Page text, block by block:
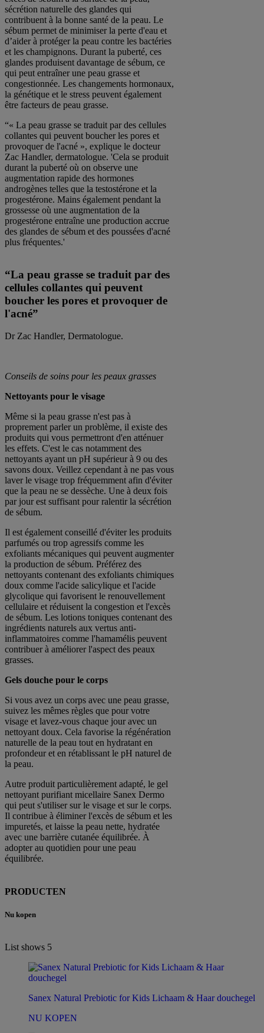
sécrétion naturelle des glandes qui
contribuent à la bonne santé de la peau. Le
sébum permet de minimiser la perte d'eau et
d’aider à protéger la peau contre les bactéries
et les champignons. Durant la puberté, ces
glandes produisent davantage de sébum, ce
qui peut entraîner une peau grasse et
congestionnée. Les changements hormonaux,
la génétique et le stress peuvent également
être facteurs de peau grasse.
“« La peau grasse se traduit par des cellules
collantes qui peuvent boucher les pores et
provoquer de l'acné », explique le docteur
Zac Handler, dermatologue. 'Cela se produit
durant la puberté où on observe une
augmentation rapide des hormones
androgènes telles que la testostérone et la
progestérone. Mains également pendant la
grossesse où une augmentation de la
progestérone entraîne une production accrue
des glandes de sébum et des poussées d'acné
plus fréquentes.'
“La peau grasse se traduit par des
cellules collantes qui peuvent
boucher les pores et provoquer de
l'acné”
Dr Zac Handler, Dermatologue.
Conseils de soins pour les peaux grasses
Nettoyants pour le visage
Même si la peau grasse n'est pas à
proprement parler un problème, il existe des
produits qui vous permettront d'en atténuer
les effets. C'est le cas notamment des
nettoyants ayant un pH supérieur à 9 ou des
savons doux. Veillez cependant à ne pas vous
laver le visage trop fréquemment afin d'éviter
que la peau ne se dessèche. Une à deux fois
par jour est suffisant pour ralentir la sécrétion
de sébum.
Il est également conseillé d'éviter les produits
parfumés ou trop agressifs comme les
exfoliants mécaniques qui peuvent augmenter
la production de sébum. Préférez des
nettoyants contenant des exfoliants chimiques
doux comme l'acide salicylique et l'acide
glycolique qui favorisent le renouvellement
cellulaire et réduisent la congestion et l'excès
de sébum. Les lotions toniques contenant des
ingrédients naturels aux vertus anti-
inflammatoires comme l'hamamélis peuvent
contribuer à améliorer l'aspect des peaux
grasses.
Gels douche pour le corps
Si vous avez un corps avec une peau grasse,
suivez les mêmes règles que pour votre
visage et lavez-vous chaque jour avec un
nettoyant doux. Cela favorise la régénération
naturelle de la peau tout en hydratant en
profondeur et en rétablissant le pH naturel de
la peau.
Autre produit particulièrement adapté, le gel
nettoyant purifiant micellaire Sanex Dermo
qui peut s'utiliser sur le visage et sur le corps.
Il contribue à éliminer l'excès de sébum et les
impuretés, et laisse la peau nette, hydratée
avec une barrière cutanée équilibrée. À
adopter au quotidien pour une peau
équilibrée.
PRODUCTEN
Nu kopen
List shows 5
Sanex Natural Prebiotic for Kids Lichaam & Haar douchegel
NU KOPEN